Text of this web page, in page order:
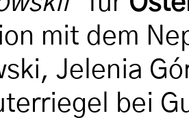
mit dem
Jelenia
bei